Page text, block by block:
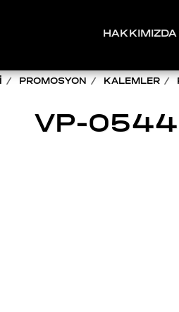
HAKKIMIZDA
PROMOSYON KALEMLER
VP-